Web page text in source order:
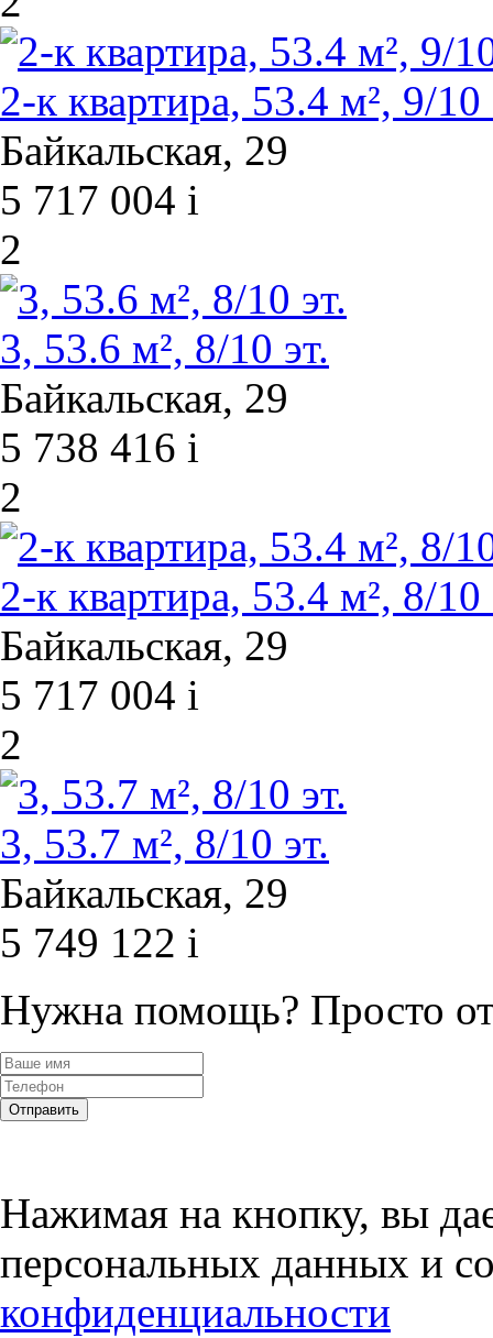
2-к квартира, 53.4 м², 9/10
Байкальская, 29
5 717 004 i
2
3, 53.6 м², 8/10 эт.
Байкальская, 29
5 738 416 i
2
2-к квартира, 53.4 м², 8/10
Байкальская, 29
5 717 004 i
2
3, 53.7 м², 8/10 эт.
Байкальская, 29
5 749 122 i
Нужна помощь? Просто
Отправить
Нажимая на кнопку, вы
персональных данных и
конфиденциальности